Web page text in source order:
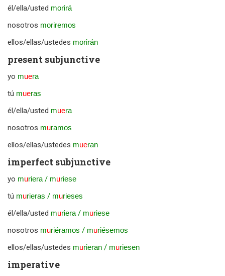
él/ella/usted morirá
nosotros moriremos
ellos/ellas/ustedes morirán
present subjunctive
yo muera
tú mueras
él/ella/usted muera
nosotros muramos
ellos/ellas/ustedes mueran
imperfect subjunctive
yo muriera/ muriese
tú murieras / murieses
él/ella/usted muriera/ muriese
nosotros muriéramos / muriésemos
ellos/ellas/ustedes murieran / muriesen
imperative